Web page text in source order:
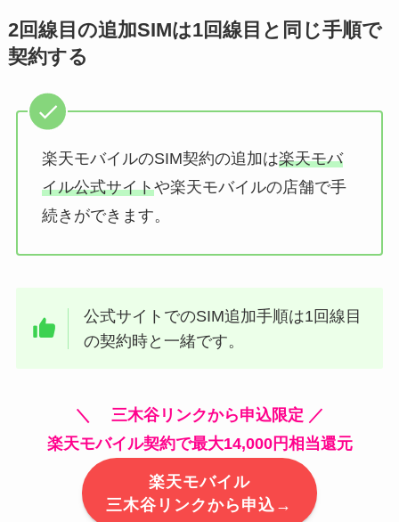
2回線目の追加SIMは1回線目と同じ手順で
契約する
楽天モバイルのSIM契約の追加は楽天モバ
イル公式サイトや楽天モバイルの店舗で手
続きができます。
公式サイトでのSIM追加手順は1回線目
の契約時と一緒です。
＼ 三木谷リンクから申込限定 ／
楽天モバイル契約で最大14,000円相当還元
楽天モバイル
三木谷リンクから申込→